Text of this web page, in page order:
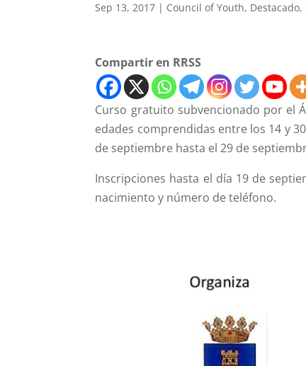
Sep 13, 2017 | Council of Youth, Destacado,
Compartir en RRSS
Curso gratuito subvencionado por el
edades comprendidas entre los 14 y
de septiembre hasta el 29 de
Inscripciones hasta el día 19 de
nacimiento y número de teléfono.